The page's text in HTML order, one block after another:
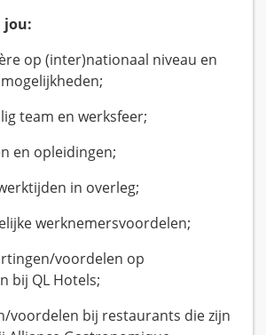
jou:
op (inter)nationaal niveau en
team en werksfeer;
opleidingen;
in overleg;
werknemersvoordelen;
voordelen op
bij QL Hotels;
bij restaurants die zijn